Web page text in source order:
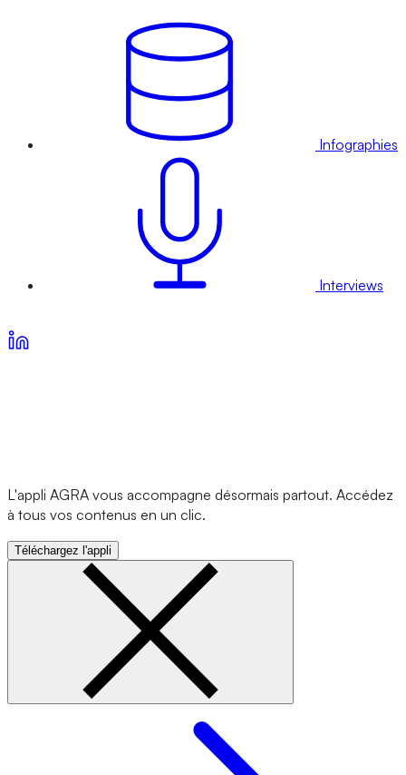
Infographies
Interviews
L'appli AGRA vous accompagne désormais partout. Accédez
à tous vos contenus en un clic.
Téléchargez l'appli